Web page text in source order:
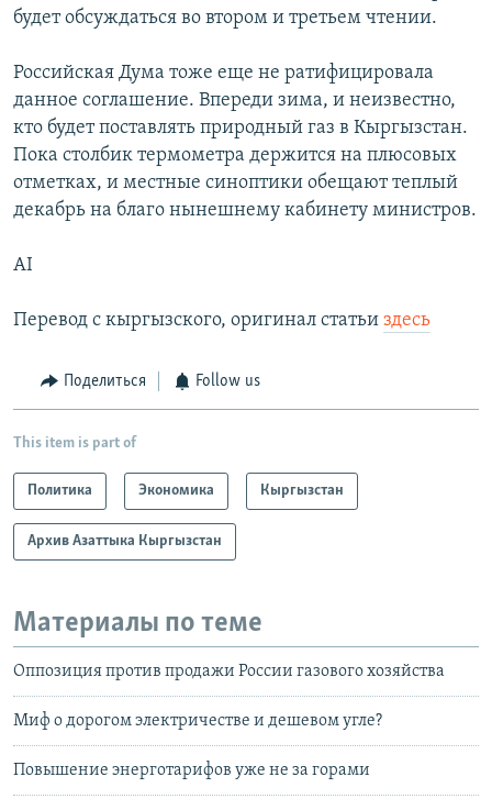
будет обсуждаться во втором и третьем чтении.
Российская Дума тоже еще не ратифицировала
данное соглашение. Впереди зима, и неизвестно,
кто будет поставлять природный газ в Кыргызстан.
Пока столбик термометра держится на плюсовых
отметках, и местные синоптики обещают теплый
декабрь на благо нынешнему кабинету министров.
AI
Перевод с кыргызского, оригинал статьи здесь
Поделиться Follow us
This item is part of
Политика Экономика Кыргызстан
Архив Азаттыка Кыргызстан
Материалы по теме
Оппозиция против продажи России газового хозяйства
Миф о дорогом электричестве и дешевом угле?
Повышение энерготарифов уже не за горами